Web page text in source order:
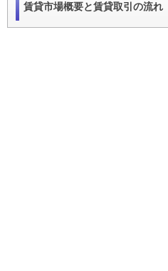
賃貸市場概要と賃貸取引の流れ